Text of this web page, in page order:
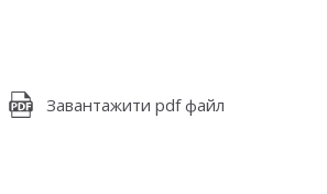
Завантажити pdf файл